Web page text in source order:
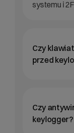
systemu i
Czy
przed
Czy
keylogger?